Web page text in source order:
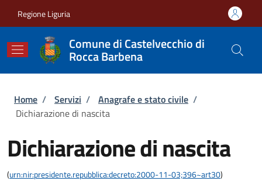
Regione Liguria
Comune di Castelvecchio di
Rocca Barbena
Briciole di pane
Home / Servizi / Anagrafe e stato civile /
Dichiarazione di nascita
Dichiarazione di nascita
(urn:nir:presidente.repubblica:decreto:2000-11-03;396~art30)